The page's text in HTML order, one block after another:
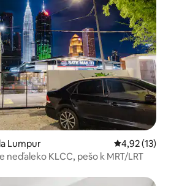
Lumpur Priemerné
4,92 (13)
KLCC, pešo k MRT/LRT